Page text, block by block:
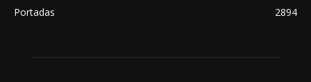
Portadas
2894